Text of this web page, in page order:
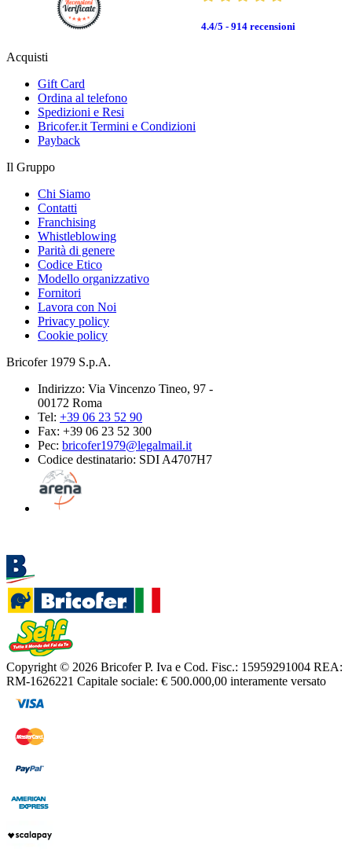
4.4/5 - 914 recensioni
Acquisti
Gift Card
Ordina al telefono
Spedizioni e Resi
Bricofer.it Termini e Condizioni
Payback
Il Gruppo
Chi Siamo
Contatti
Franchising
Whistleblowing
Parità di genere
Codice Etico
Modello organizzativo
Fornitori
Lavora con Noi
Privacy policy
Cookie policy
Bricofer 1979 S.p.A.
Indirizzo: Via Vincenzo Tineo, 97 -
00172 Roma
Tel: +39 06 23 52 90
Fax: +39 06 23 52 300
Pec: bricofer1979@legalmail.it
Codice destinatario: SDI A4707H7
Copyright © 2026 Bricofer P. Iva e Cod. Fisc.: 15959291004 REA:
RM-1626221 Capitale sociale: € 500.000,00 interamente versato